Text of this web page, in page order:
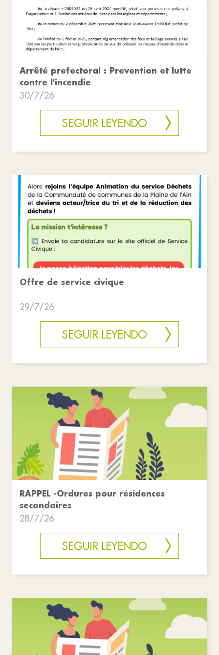
Arrêté prefectoral : Prevention et lutte
contre l'incendie
30/7/26
SEGUIR LEYENDO
Offre de service civique
29/7/26
SEGUIR LEYENDO
RAPPEL -Ordures pour résidences
secondaires
28/7/26
SEGUIR LEYENDO